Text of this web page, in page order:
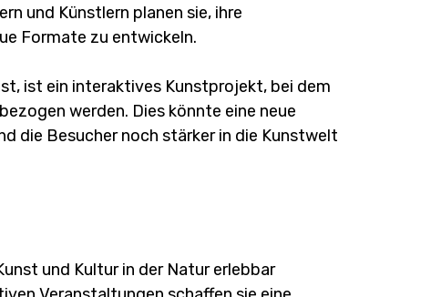
und Künstlern planen sie, ihre
Formate zu entwickeln.
ist ein interaktives Kunstprojekt, bei dem
werden. Dies könnte eine neue
die Besucher noch stärker in die Kunstwelt
und Kultur in der Natur erlebbar